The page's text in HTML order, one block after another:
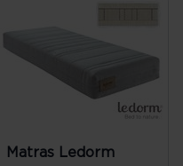
Matras Ledorm